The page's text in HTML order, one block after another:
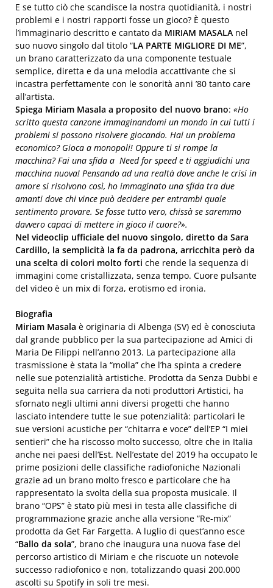
E se tutto ciò che scandisce la nostra quotidianità, i nostri
problemi e i nostri rapporti fosse un gioco? È questo
l’immaginario descritto e cantato da MIRIAM MASALA nel
suo nuovo singolo dal titolo “LA PARTE MIGLIORE DI ME”,
un brano caratterizzato da una componente testuale
semplice, diretta e da una melodia accattivante che si
incastra perfettamente con le sonorità anni ’80 tanto care
all’artista.
Spiega Miriam Masala a proposito del nuovo brano: «Ho
scritto questa canzone immaginandomi un mondo in cui tutti i
problemi si possono risolvere giocando. Hai un problema
economico? Gioca a monopoli! Oppure ti si rompe la
macchina? Fai una sfida a Need for speed e ti aggiudichi una
macchina nuova! Pensando ad una realtà dove anche le crisi in
amore si risolvono così, ho immaginato una sfida tra due
amanti dove chi vince può decidere per entrambi quale
sentimento provare. Se fosse tutto vero, chissà se saremmo
davvero capaci di mettere in gioco il cuore?».
Nel videoclip ufficiale del nuovo singolo, diretto da Sara
Cardillo, la semplicità la fa da padrona, arricchita però da
una scelta di colori molto forti che rende la sequenza di
immagini come cristallizzata, senza tempo. Cuore pulsante
del video è un mix di forza, erotismo ed ironia.
Biografia
Miriam Masala è originaria di Albenga (SV) ed è conosciuta
dal grande pubblico per la sua partecipazione ad Amici di
Maria De Filippi nell’anno 2013. La partecipazione alla
trasmissione è stata la “molla” che l’ha spinta a credere
nelle sue potenzialità artistiche. Prodotta da Senza Dubbi e
seguita nella sua carriera da noti produttori Artistici, ha
sfornato negli ultimi anni diversi progetti che hanno
lasciato intendere tutte le sue potenzialità: particolari le
sue versioni acustiche per “chitarra e voce” dell’EP “I miei
sentieri” che ha riscosso molto successo, oltre che in Italia
anche nei paesi dell’Est. Nell’estate del 2019 ha occupato le
prime posizioni delle classifiche radiofoniche Nazionali
grazie ad un brano molto fresco e particolare che ha
rappresentato la svolta della sua proposta musicale. Il
brano “OPS” è stato più mesi in testa alle classifiche di
programmazione grazie anche alla versione “Re-mix”
prodotta da Get Far Fargetta. A luglio di quest’anno esce
“Ballo da sola”, brano che inaugura una nuova fase del
percorso artistico di Miriam e che riscuote un notevole
successo radiofonico e non, totalizzando quasi 200.000
ascolti su Spotify in soli tre mesi.